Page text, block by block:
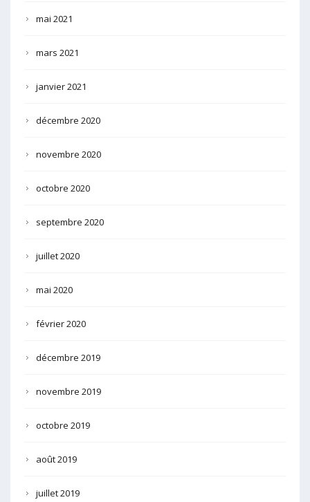
mai 2021
mars 2021
janvier 2021
décembre 2020
novembre 2020
octobre 2020
septembre 2020
juillet 2020
mai 2020
février 2020
décembre 2019
novembre 2019
octobre 2019
août 2019
juillet 2019